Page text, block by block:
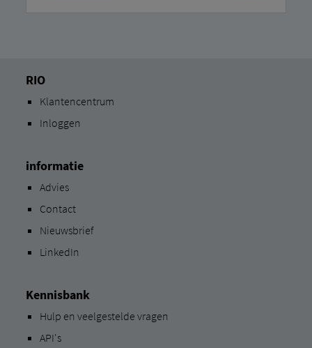
RIO
Klantencentrum
Inloggen
informatie
Advies
Contact
Nieuwsbrief
LinkedIn
Kennisbank
Hulp en veelgestelde vragen
API's